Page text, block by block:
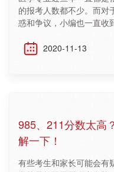
的报考人数都不少。而对
惑和争议，小编也一直收
2020-11-13
985、211分数太高
解一下！
有些考生和家长可能会有